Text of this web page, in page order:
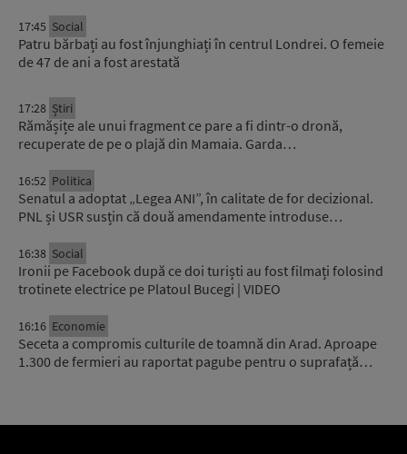
17:45 Social
Patru bărbați au fost înjunghiați în centrul Londrei. O femeie
de 47 de ani a fost arestată
17:28 Știri
Rămășițe ale unui fragment ce pare a fi dintr-o dronă,
recuperate de pe o plajă din Mamaia. Garda…
16:52 Politica
Senatul a adoptat „Legea ANI”, în calitate de for decizional.
PNL și USR susțin că două amendamente introduse…
16:38 Social
Ironii pe Facebook după ce doi turiști au fost filmați folosind
trotinete electrice pe Platoul Bucegi | VIDEO
16:16 Economie
Seceta a compromis culturile de toamnă din Arad. Aproape
1.300 de fermieri au raportat pagube pentru o suprafață…